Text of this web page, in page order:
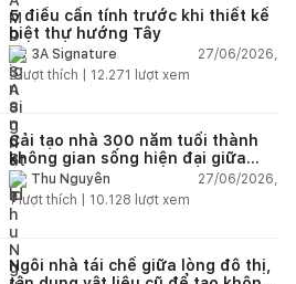
5 điều cần tính trước khi thiết kế
biệt thự hướng Tây
3A Signature
27/06/2026,
2lượt thích | 12.271 lượt xem
Cải tạo nhà 300 năm tuổi thành
không gian sống hiện đại giữa
thiên nhiên
Thu Nguyễn
27/06/2026,
1lượt thích | 10.128 lượt xem
Ngôi nhà tái chế giữa lòng đô thị,